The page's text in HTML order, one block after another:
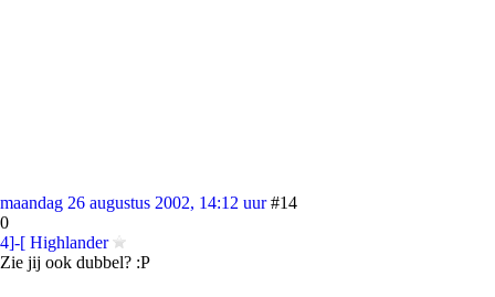
maandag 26 augustus 2002, 14:12 uur #14
0
4]-[ Highlander
Zie jij ook dubbel? :P